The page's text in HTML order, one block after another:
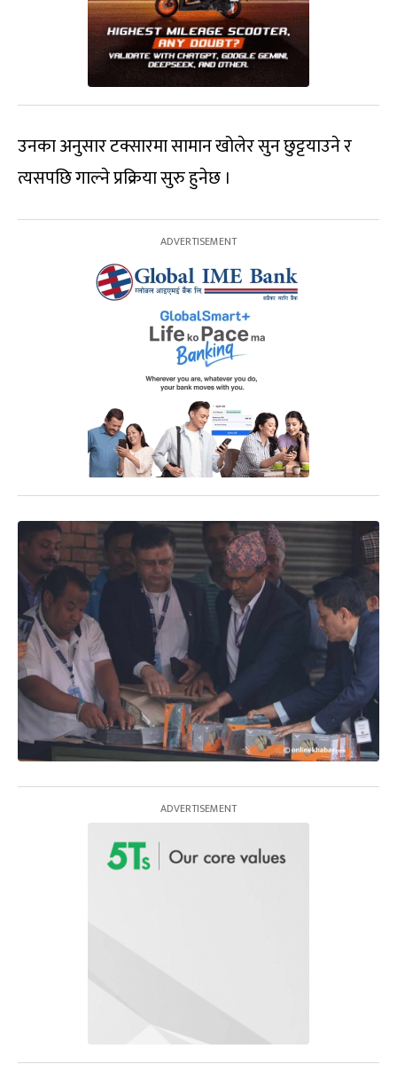
उनका अनुसार टक्सारमा सामान खोलेर सुन छुट्टयाउने र
त्यसपछि गाल्ने प्रक्रिया सुरु हुनेछ ।